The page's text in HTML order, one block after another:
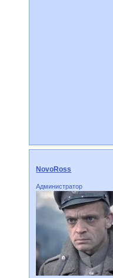
NovoRoss
Администратор